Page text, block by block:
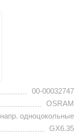
00-00032747
OSRAM
одноцокольные
GX6.35